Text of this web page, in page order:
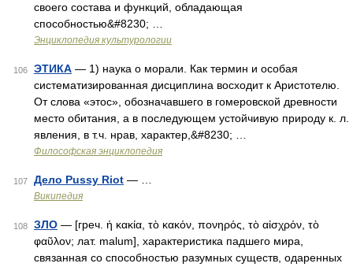
своего состава и функций, обладающая
способностью&#8230; …
Энциклопедия культурологии
106 ЭТИКА — 1) наука о морали. Как термин и особая
систематизированная дисциплина восходит к Аристотелю.
От слова «этос», обозначавшего в гомеровской древности
место обитания, а в последующем устойчивую природу к. л.
явления, в т.ч. нрав, характер,&#8230; …
Философская энциклопедия
107 Дело Pussy Riot — …
Википедия
108 ЗЛО — [греч. ἡ κακία, τὸ κακόν, πονηρός, τὸ αἰσχρόν, τὸ
φαῦλον; лат. malum], характеристика падшего мира,
связанная со способностью разумных существ, одаренных